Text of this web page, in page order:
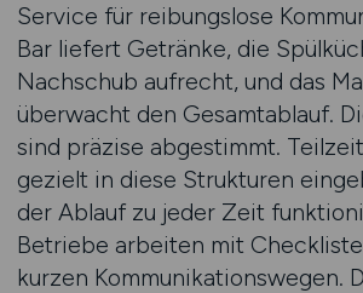
Service für reibungslose
Bar liefert Getränke, die
Nachschub aufrecht, und das
überwacht den Gesamtablauf.
sind präzise abgestimmt.
gezielt in diese Strukturen
der Ablauf zu jeder Zeit
Betriebe arbeiten mit
kurzen Kommunikationswegen.